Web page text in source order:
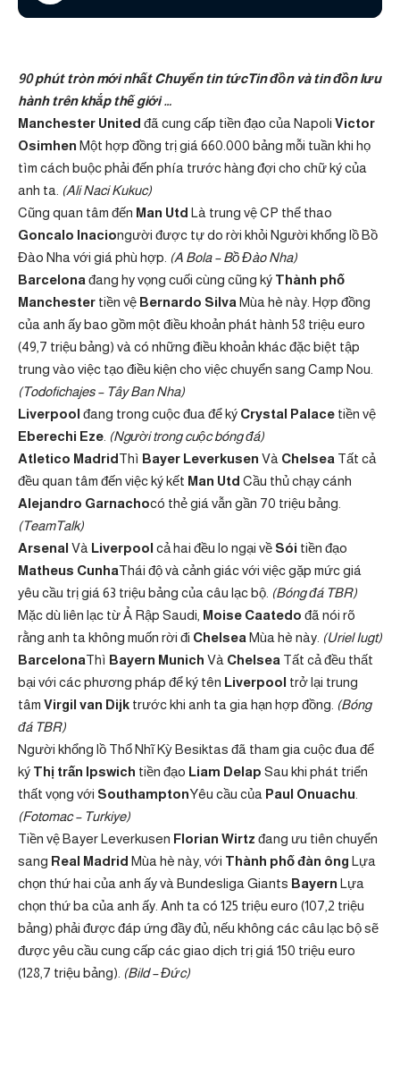
90 phút tròn mới nhấtChuyển tin tứcTin đồn và tin đồn lưu
hành trên khắp thế giới …
Manchester United đã cung cấp tiền đạo của Napoli Victor
Osimhen Một hợp đồng trị giá 660.000 bảng mỗi tuần khi họ
tìm cách buộc phải đến phía trước hàng đợi cho chữ ký của
anh ta. (Ali Naci Kukuc)
Cũng quan tâm đến Man Utd Là trung vệ CP thể thao
Goncalo Inaciongười được tự do rời khỏi Người khổng lồ Bồ
Đào Nha với giá phù hợp. (A Bola – Bồ Đào Nha)
Barcelona đang hy vọng cuối cùng cũng ký Thành phố
Manchester tiền vệ Bernardo Silva Mùa hè này. Hợp đồng
của anh ấy bao gồm một điều khoản phát hành 58 triệu euro
(49,7 triệu bảng) và có những điều khoản khác đặc biệt tập
trung vào việc tạo điều kiện cho việc chuyển sang Camp Nou.
(Todofichajes – Tây Ban Nha)
Liverpool đang trong cuộc đua để ký Crystal Palace tiền vệ
Eberechi Eze (Người trong cuộc bóng đá)
Atletico MadridThì Bayer Leverkusen Và Chelsea Tất cả
đều quan tâm đến việc ký kết Man Utd Cầu thủ chạy cánh
Alejandro Garnachocó thẻ giá vẫn gần 70 triệu bảng.
(TeamTalk)
Arsenal Và Liverpool cả hai đều lo ngại về Sói tiền đạo
Matheus CunhaThái độ và cảnh giác với việc gặp mức giá
yêu cầu trị giá 63 triệu bảng của câu lạc bộ. (Bóng đá TBR)
Mặc dù liên lạc từ Ả Rập Saudi, Moise Caatedo đã nói rõ
rằng anh ta không muốn rời đi Chelsea Mùa hè này. (Uriel Iugt)
BarcelonaThì Bayern Munich Và Chelsea Tất cả đều thất
bại với các phương pháp để ký tên Liverpool trở lại trung
tâm Virgil van Dijk trước khi anh ta gia hạn hợp đồng. (Bóng
đá TBR)
Người khổng lồ Thổ Nhĩ Kỳ Besiktas đã tham gia cuộc đua để
ký Thị trấn Ipswich tiền đạo Liam Delap Sau khi phát triển
thất vọng với SouthamptonYêu cầu của Paul Onuachu
(Fotomac – Turkiye)
Tiền vệ Bayer Leverkusen Florian Wirtz đang ưu tiên chuyển
sang Real Madrid Mùa hè này, với Thành phố đàn ông Lựa
chọn thứ hai của anh ấy và Bundesliga Giants Bayern Lựa
chọn thứ ba của anh ấy. Anh ta có 125 triệu euro (107,2 triệu
bảng) phải được đáp ứng đầy đủ, nếu không các câu lạc bộ sẽ
được yêu cầu cung cấp các giao dịch trị giá 150 triệu euro
(128,7 triệu bảng). (Bild – Đức)